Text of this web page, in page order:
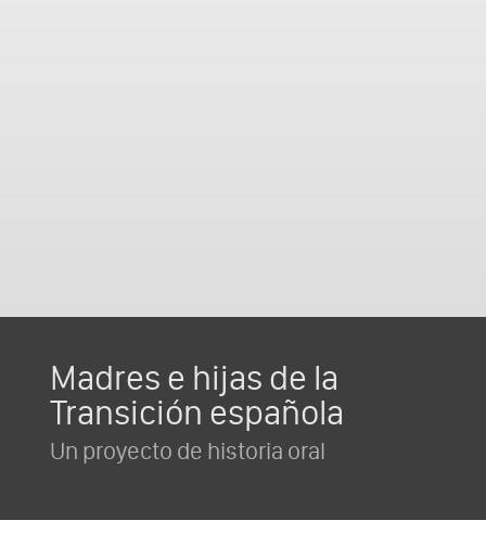
Madres e hijas de la
Transición española
Un proyecto de historia oral